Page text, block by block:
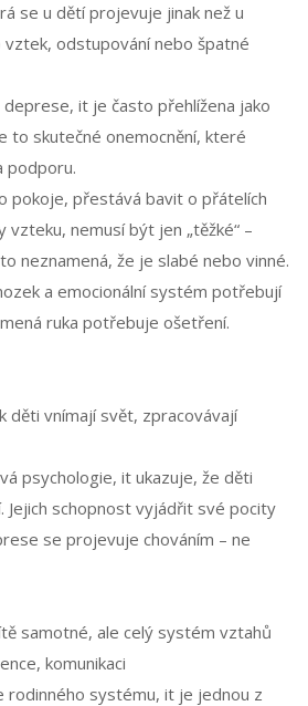
se u dětí projevuje jinak než u
vztek, odstupování nebo špatné
deprese, it je často přehlížena jako
to skutečné onemocnění, které
podporu.
pokoje, přestává bavit o přátelích
vzteku, nemusí být jen „těžké“ –
neznamená, že je slabé nebo vinné.
a emocionální systém potřebují
ruka potřebuje ošetření.
děti vnímají svět, zpracovávají
psychologie, it ukazuje, že děti
Jejich schopnost vyjádřit své pocity
se projevuje chováním – ne
samotné, ale celý systém vztahů
komunikaci
rodinného systému, it je jednou z